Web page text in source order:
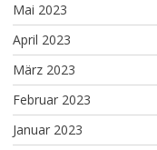
Mai 2023
April 2023
März 2023
Februar 2023
Januar 2023